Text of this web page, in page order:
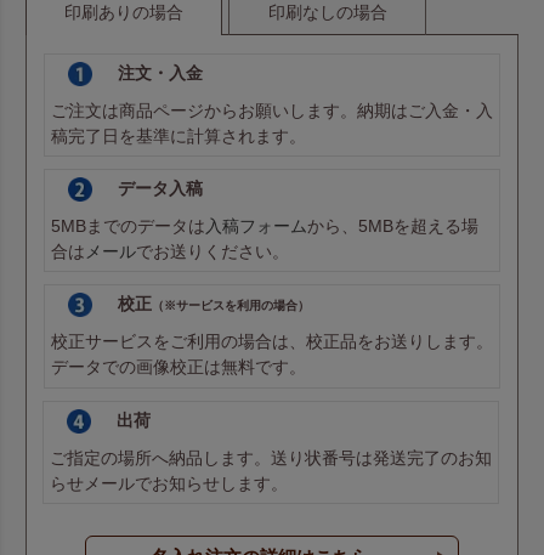
印刷ありの場合 印刷なしの場合
注文・入金
ご注文は商品ページからお願いします。納期はご入金・入
稿完了日を基準に計算されます。
データ入稿
5MBまでのデータは入稿フォームから、5MBを超える場
合はメールでお送りください。
校正（※サービスを利用の場合）
校正サービスをご利用の場合は、校正品をお送りします。
データでの画像校正は無料です。
出荷
ご指定の場所へ納品します。送り状番号は発送完了のお知
らせメールでお知らせします。